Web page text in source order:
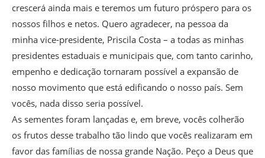
crescerá ainda mais e teremos um futuro próspero para os
nossos filhos e netos. Quero agradecer, na pessoa da
minha vice-presidente, Priscila Costa – a todas as minhas
presidentes estaduais e municipais que, com tanto carinho,
empenho e dedicação tornaram possível a expansão de
nosso movimento que está edificando o nosso país. Sem
vocês, nada disso seria possível.
As sementes foram lançadas e, em breve, vocês colherão
os frutos desse trabalho tão lindo que vocês realizaram em
favor das famílias de nossa grande Nação. Peço a Deus que